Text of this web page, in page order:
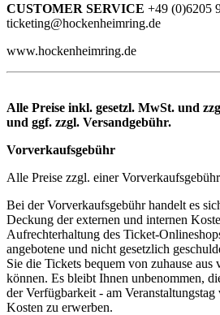
CUSTOMER SERVICE +49 (0)6205
ticketing@hockenheimring.de
www.hockenheimring.de
Alle Preise inkl. gesetzl. MwSt. und
und ggf. zzgl. Versandgebühr.
Vorverkaufsgebühr
Alle Preise zzgl. einer
Bei der Vorverkaufsgebühr handelt es
Deckung der externen und internen
Aufrechterhaltung des Ticket-
angebotene und nicht gesetzlich
Sie die Tickets bequem von zuhause aus
können. Es bleibt Ihnen unbenommen,
der Verfügbarkeit - am
Kosten zu erwerben.